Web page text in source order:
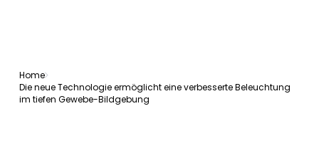
Home
Die neue Technologie ermöglicht eine verbesserte Beleuchtung
im tiefen Gewebe-Bildgebung